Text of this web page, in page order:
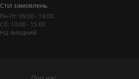
Стіл замовлень
Пн-Пт: 09:00 - 18:00
Сб: 10:00 - 15:00
Нд: вихідний